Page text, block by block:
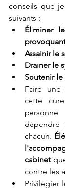
conseils que
suivants :
Éliminer
provoquant
Assainir le
Drainer le
Soutenir
Faire
cette
chacun.
cabinet
contre les
Privilégier